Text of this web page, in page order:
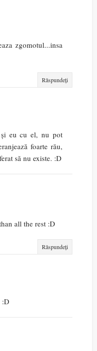
zgomotul...insa
Răspundeți
eu cu el, nu pot
foarte rău,
să nu existe. :D
all the rest :D
Răspundeți
:D